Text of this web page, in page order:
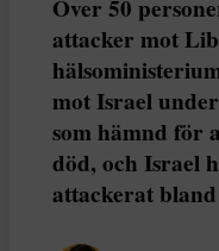
Över 50
attacker mot
mot Israel
som hämnd för
död, och Israel
attackerat